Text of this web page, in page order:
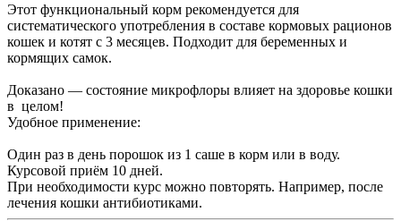
Этот функциональный корм рекомендуется для
систематического употребления в составе кормовых рационов
кошек и котят с 3 месяцев. Подходит для беременных и
кормящих самок.
Доказано — состояние микрофлоры влияет на здоровье кошки
в целом!
Удобное применение:
Один раз в день порошок из 1 саше в корм или в воду.
Курсовой приём 10 дней.
При необходимости курс можно повторять. Например, после
лечения кошки антибиотиками.